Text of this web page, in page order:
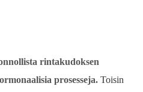
rintakudoksen
prosesseja. Toisin